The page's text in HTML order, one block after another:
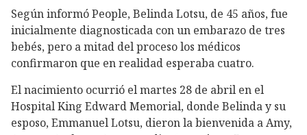
Según informó People, Belinda Lotsu, de 45 años, fue
inicialmente diagnosticada con un embarazo de tres
bebés, pero a mitad del proceso los médicos
confirmaron que en realidad esperaba cuatro.
El nacimiento ocurrió el martes 28 de abril en el
Hospital King Edward Memorial, donde Belinda y su
esposo, Emmanuel Lotsu, dieron la bienvenida a Amy,